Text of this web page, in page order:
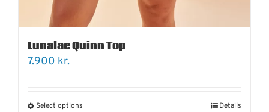
Lunalae Quinn Top
7.900 kr.
Select options Details